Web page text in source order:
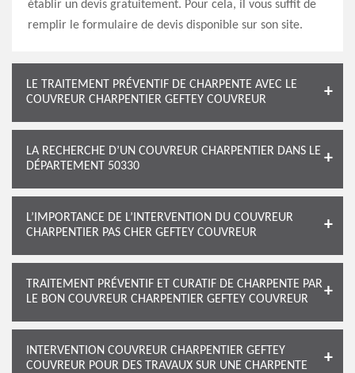
établir un devis gratuitement. Pour cela, il vous suffit de
remplir le formulaire de devis disponible sur son site.
LE TRAITEMENT PRÉVENTIF DE CHARPENTE AVEC LE
COUVREUR CHARPENTIER GEFTEY COUVREUR
LA RECHERCHE D’UN COUVREUR CHARPENTIER DANS LE
DÉPARTEMENT 50330
L’IMPORTANCE DE L’INTERVENTION DU COUVREUR
CHARPENTIER PAS CHER GEFTEY COUVREUR
TRAITEMENT PRÉVENTIF ET CURATIF DE CHARPENTE PAR
LE BON COUVREUR CHARPENTIER GEFTEY COUVREUR
INTERVENTION COUVREUR CHARPENTIER GEFTEY
COUVREUR POUR DES TRAVAUX SUR UNE CHARPENTE